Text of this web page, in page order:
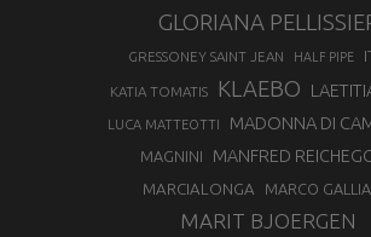
GLORIANA
GRESSONEY SAINT JEAN HALF PIPE
KATIA TOMATIS KLAEBO
LUCA MATTEOTTI MADONNA DI
MAGNINI MANFRED
MARCIALONGA MARCO
MARIT BJOERGEN